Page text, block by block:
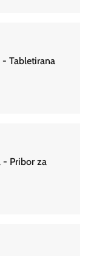
- Tabletirana
- Pribor za